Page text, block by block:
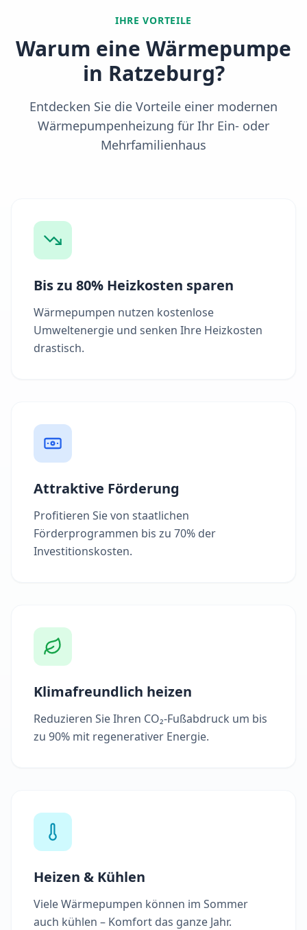
IHRE VORTEILE
Warum eine Wärmepumpe
in Ratzeburg?
Entdecken Sie die Vorteile einer modernen
Wärmepumpenheizung für Ihr Ein- oder
Mehrfamilienhaus
Bis zu 80% Heizkosten sparen
Wärmepumpen nutzen kostenlose
Umweltenergie und senken Ihre Heizkosten
drastisch.
Attraktive Förderung
Profitieren Sie von staatlichen
Förderprogrammen bis zu 70% der
Investitionskosten.
Klimafreundlich heizen
Reduzieren Sie Ihren CO₂-Fußabdruck um bis
zu 90% mit regenerativer Energie.
Heizen & Kühlen
Viele Wärmepumpen können im Sommer
auch kühlen – Komfort das ganze Jahr.